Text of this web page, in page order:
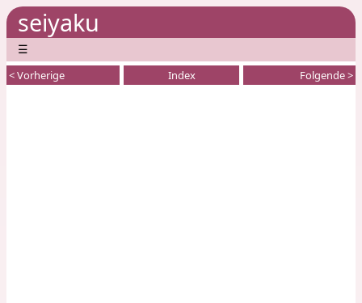
seiyaku
☰
< Vorherige Index Folgende >